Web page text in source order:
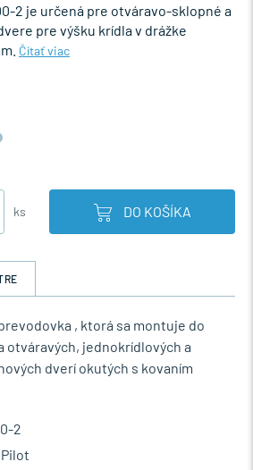
2 je určená pre otváravo-sklopné a
pre výšku krídla v drážke
Čítať viac
ks DO KOŠÍKA
, ktorá sa montuje do
otváravých, jednokrídlových a
dverí okutých s kovaním
2